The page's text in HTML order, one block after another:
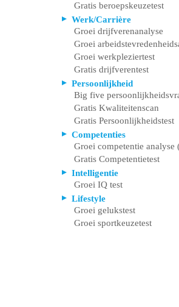
Gratis beroepskeuzetest
Werk/Carrière
Groei drijfverenanalyse
Groei
Groei werkpleziertest
Gratis drijfverentest
Persoonlijkheid
Big five
Gratis Kwaliteitenscan
Gratis Persoonlijkheidstest
Competenties
Groei competentie analyse
Gratis Competentietest
Intelligentie
Groei IQ test
Lifestyle
Groei gelukstest
Groei sportkeuzetest